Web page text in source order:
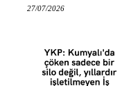
27/07/2026